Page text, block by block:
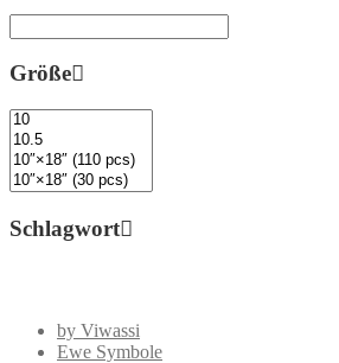
Größe
Schlagwort
by Viwassi
Ewe Symbole